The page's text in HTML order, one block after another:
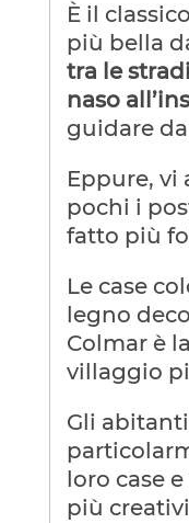
È il
più bella
tra le
naso
guidare
Eppure, vi
pochi i
fatto più
Le case
legno
Colmar è
villaggio
Gli
loro case
più